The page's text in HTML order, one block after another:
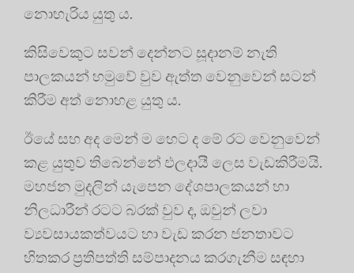
නොහැරිය යුතු ය.
කිසිවෙකුට සවන් දෙන්නට සූදානම් නැති
පාලකයන් හමුවේ වුව ඇත්ත වෙනුවෙන් සටන්
කිරීම අත් නොහළ යුතු ය.
ඊයේ සහ අද මෙන් ම හෙට ද මේ රට වෙනුවෙන්
කළ යුතුව තිබෙන්නේ ඵලදායී ලෙස වැඩකිරීමයි.
මහජන මුදලින් යැපෙන දේශපාලකයන් හා
නිලධාරීන් රටට බරක් වුව ද, ඔවුන් ලවා
ව්‍යවසායකත්වයට හා වැඩ කරන ජනතාවට
හිතකර ප්‍රතිපත්ති සම්පාදනය කරගැනීම සඳහා